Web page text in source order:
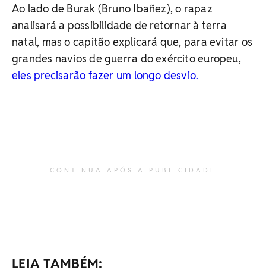
Ao lado de Burak (Bruno Ibañez), o rapaz
analisará a possibilidade de retornar à terra
natal, mas o capitão explicará que, para evitar os
grandes navios de guerra do exército europeu,
eles precisarão fazer um longo desvio.
CONTINUA APÓS A PUBLICIDADE
LEIA TAMBÉM: